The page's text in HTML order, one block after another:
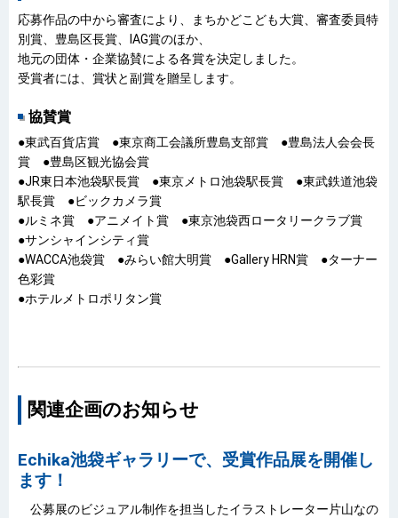
応募作品の中から審査により、まちかどこども大賞、審査委員特
別賞、豊島区長賞、IAG賞のほか、
地元の団体・企業協賛による各賞を決定しました。
受賞者には、賞状と副賞を贈呈します。
協賛賞
●東武百貨店賞 ●東京商工会議所豊島支部賞 ●豊島法人会会長
賞 ●豊島区観光協会賞
●JR東日本池袋駅長賞 ●東京メトロ池袋駅長賞 ●東武鉄道池袋
駅長賞 ●ビックカメラ賞
●ルミネ賞 ●アニメイト賞 ●東京池袋西ロータリークラブ賞
●サンシャインシティ賞
●WACCA池袋賞 ●みらい館大明賞 ●Gallery HRN賞 ●ターナー
色彩賞
●ホテルメトロポリタン賞
関連企画のお知らせ
Echika池袋ギャラリーで、受賞作品展を開催し
ます！
公募展のビジュアル制作を担当したイラストレーター片山なの